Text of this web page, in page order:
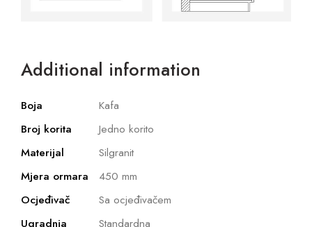
Additional information
Boja
Kafa
Broj korita
Jedno korito
Materijal
Silgranit
Mjera ormara
450 mm
Ocjeđivač
Sa ocjeđivačem
Ugradnja
Standardna